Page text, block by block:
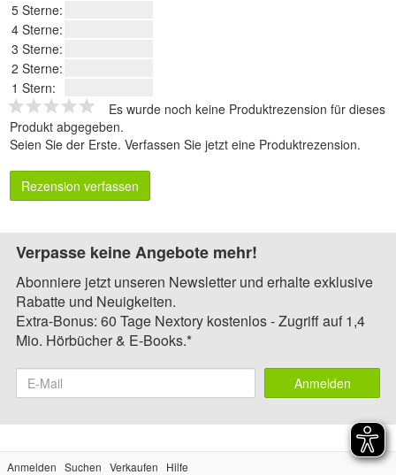
5 Sterne:
4 Sterne:
3 Sterne:
2 Sterne:
1 Stern:
Es wurde noch keine Produktrezension für dieses
Produkt abgegeben.
Seien Sie der Erste. Verfassen Sie jetzt eine Produktrezension.
Rezension verfassen
Verpasse keine Angebote mehr!
Abonniere jetzt unseren Newsletter und erhalte exklusive
Rabatte und Neuigkeiten.
Extra-Bonus: 60 Tage Nextory kostenlos - Zugriff auf 1,4
Mio. Hörbücher & E-Books.*
Anmelden
Anmelden Suchen Verkaufen
Hilfe